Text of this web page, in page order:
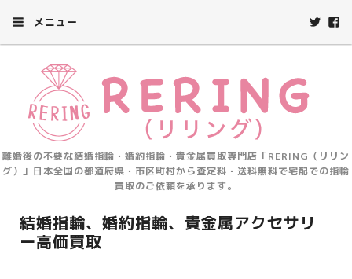
メニュー
離婚後の不要な結婚指輪・婚約指輪・貴金属買取専門店「RERING（リリン
グ）」日本全国の都道府県・市区町村から査定料・送料無料で宅配での指輪
買取のご依頼を承ります。
結婚指輪、婚約指輪、貴金属アクセサリ
ー高価買取